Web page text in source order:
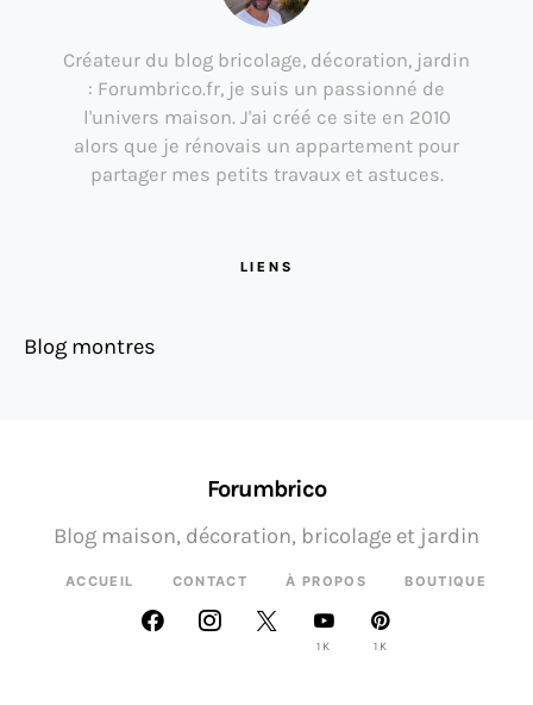
Créateur du blog bricolage, décoration, jardin
: Forumbrico.fr, je suis un passionné de
l'univers maison. J'ai créé ce site en 2010
alors que je rénovais un appartement pour
partager mes petits travaux et astuces.
LIENS
Blog montres
Forumbrico
ACCUEIL CONTACT À PROPOS BOUTIQUE
Blog maison, décoration, bricolage et jardin
1K 1K